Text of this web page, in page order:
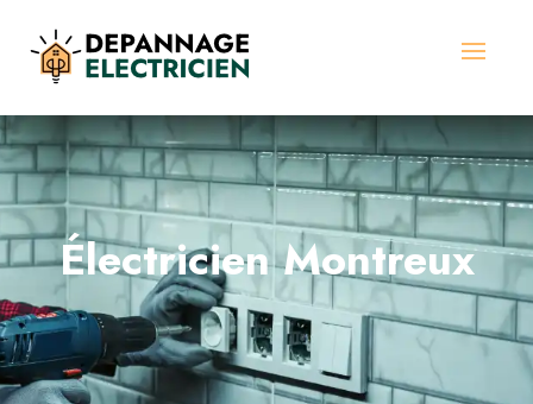
Électricien Montreux